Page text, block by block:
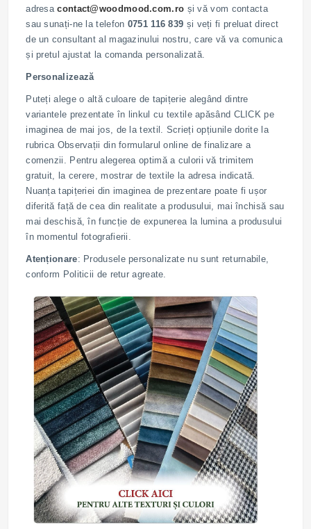
adresacontact@woodmood.com.ro și vă vom contacta
sau sunați-ne la telefon 0751 116 839 și veți fi preluat direct
de un consultant al magazinului nostru, care vă va comunica
și pretul ajustat la comanda personalizată.
Personalizează
Puteți alege o altă culoare de tapițerie alegând dintre
variantele prezentate în linkul cu textile apăsând CLICK pe
imaginea de mai jos, de la textil. Scrieți opțiunile dorite la
rubrica Observații din formularul online de finalizare a
comenzii. Pentru alegerea optimă a culorii vă trimitem
gratuit, la cerere, mostrar de textile la adresa indicată.
Nuanța tapițeriei din imaginea de prezentare poate fi ușor
diferită față de cea din realitate a produsului, mai închisă sau
mai deschisă, în funcție de expunerea la lumina a produsului
în momentul fotografierii.
Atenționare: Produsele personalizate nu sunt returnabile,
conform Politicii de retur agreate.